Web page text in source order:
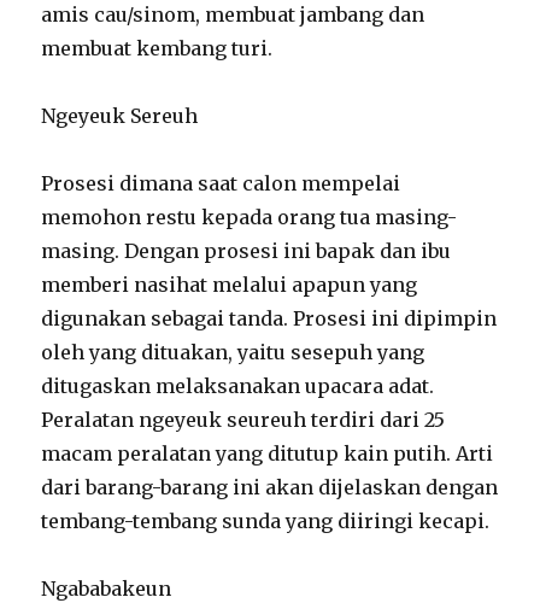
amis cau/sinom, membuat jambang dan
membuat kembang turi.
Ngeyeuk Sereuh
Prosesi dimana saat calon mempelai
memohon restu kepada orang tua masing-
masing. Dengan prosesi ini bapak dan ibu
memberi nasihat melalui apapun yang
digunakan sebagai tanda. Prosesi ini dipimpin
oleh yang dituakan, yaitu sesepuh yang
ditugaskan melaksanakan upacara adat.
Peralatan ngeyeuk seureuh terdiri dari 25
macam peralatan yang ditutup kain putih. Arti
dari barang-barang ini akan dijelaskan dengan
tembang-tembang sunda yang diiringi kecapi.
Ngababakeun